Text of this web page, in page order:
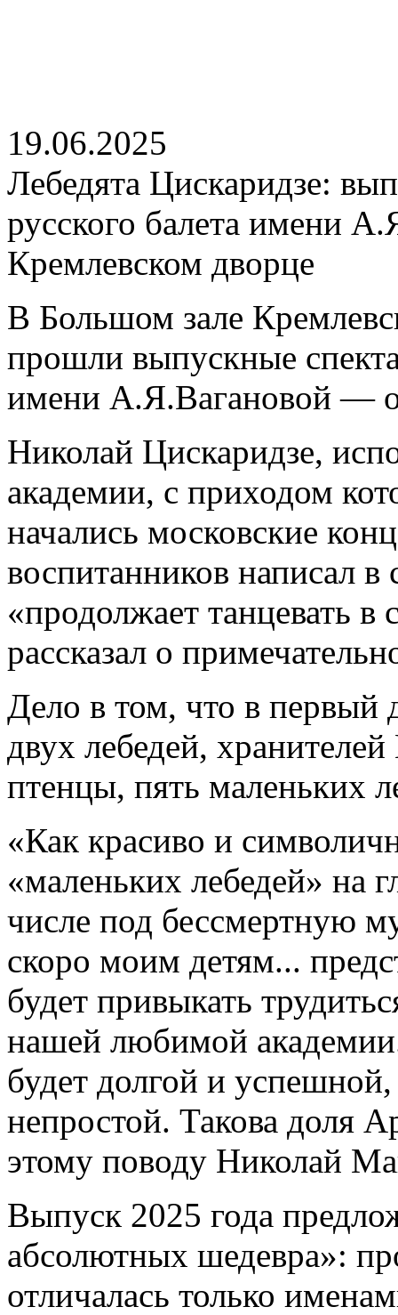
19.06.2025
Лебедята Цискаридзе:
русского балета имени
Кремлевском дворце
В Большом зале
прошли выпускные
имени А.Я.Вагановой —
Николай Цискаридзе,
академии, с приходом
начались московские
воспитанников написал в
«продолжает танцевать в
рассказал о
Дело в том, что в первый
двух лебедей,
птенцы, пять маленьких
«Как красиво и
«маленьких лебедей» на
числе под бессмертную
скоро моим детям...
будет привыкать
нашей любимой
будет долгой и
непростой. Такова доля
этому поводу Николай
Выпуск 2025 года
абсолютных шедевра»:
отличалась только